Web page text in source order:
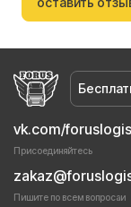
vk.com/
Присоединяйтесь
Пишите по всем вопросаи